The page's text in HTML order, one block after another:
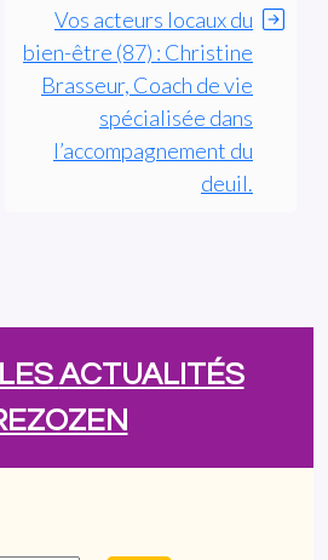
Vos acteurs locaux du
bien-être (87) : Christine
Brasseur, Coach de vie
spécialisée dans
l’accompagnement du
deuil.
ACTUALITÉS